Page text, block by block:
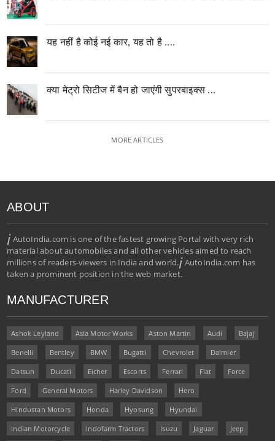
यह नहीं है कोई नई कार, यह तो है ....
क्या मेट्रो सिटीज में बैन हो जाएंगी सुपरबाइक्स ...
MORE ARTICLES
ABOUT
iAutoIndia.com is one of the fastest growing Portal with very rich
material about automobiles and all other vehicles aimed to reach
millions of readers-viewers in India and world.iAutoIndia.com has
taken a prominent position in the web market.
MANUFACTURER
Ashok Leyland Asia Motor Works Aston Martin Audi Bajaj
Benelli Bentley BMW Bugatti Chevrolet Daimler
Datsun Ducati Eicher Escorts Ferrari Fiat Force
Ford General Motors Harley Davidson Hero
Hindustan Motors Honda Hyosung Hyundai
Indian Motorcycle Indofarm Tractors Isuzu Jaguar Jeep